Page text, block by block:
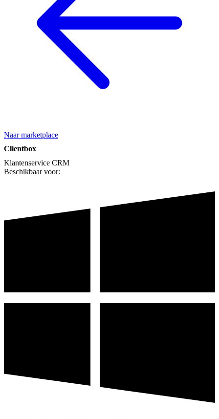
Naar marketplace
Clientbox
Klantenservice CRM
Beschikbaar voor: